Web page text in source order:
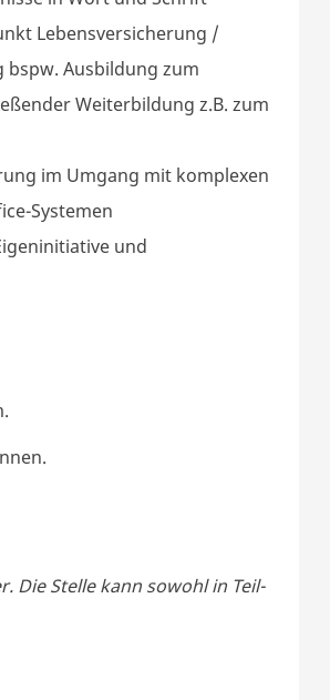
Lebensversicherung /
Ausbildung zum
Weiterbildung z.B. zum
im Umgang mit komplexen
Systemen
und
Die Stelle kann sowohl in Teil-